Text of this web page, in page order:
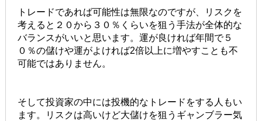
トレードであれば可能性は無限なのですが、リスクを
考えると２０から３０％くらいを狙う手法が全体的な
バランスがいいと思います。運が良ければ年間で５
０％の儲けや運がよければ2倍以上に増やすことも不
可能ではありません。
そして投資家の中には投機的なトレードをする人もい
ます。リスクは高いけど大儲けを狙うギャンブラー気